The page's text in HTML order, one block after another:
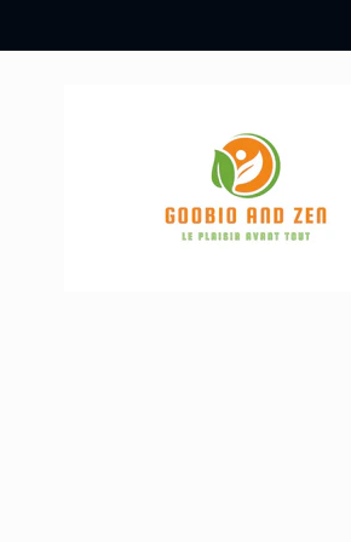
content